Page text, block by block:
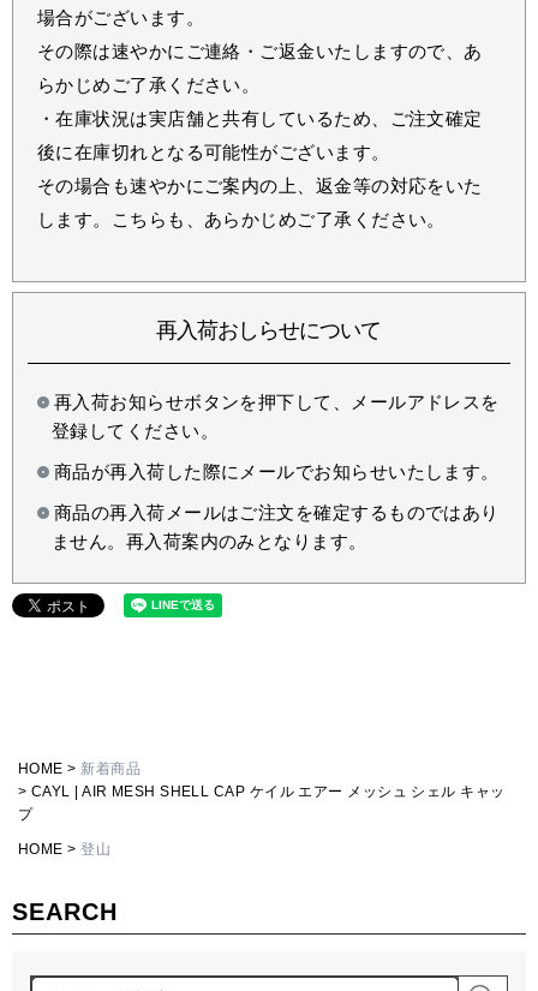
SEARCH
場合がございます。
その際は速やかにご連絡・ご返金いたしますので、あ
らかじめご了承ください。
・在庫状況は実店舗と共有しているため、ご注文確定
後に在庫切れとなる可能性がございます。
その場合も速やかにご案内の上、返金等の対応をいた
します。こちらも、あらかじめご了承ください。
再入荷おしらせについて
再入荷お知らせボタンを押下して、メールアドレスを
登録してください。
商品が再入荷した際にメールでお知らせいたします。
商品の再入荷メールはご注文を確定するものではあり
ません。再入荷案内のみとなります。
HOME
新着商品
CAYL | AIR MESH SHELL CAP ケイル エアー メッシュ シェル キャッ
プ
HOME 登山